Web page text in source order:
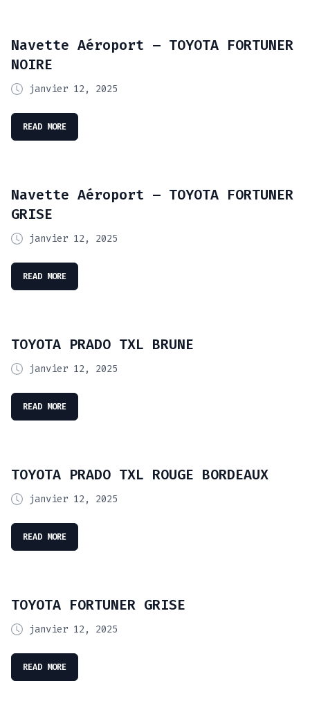
Navette Aéroport – TOYOTA FORTUNER
NOIRE
janvier 12, 2025
READ MORE
Navette Aéroport – TOYOTA FORTUNER
GRISE
janvier 12, 2025
READ MORE
TOYOTA PRADO TXL BRUNE
janvier 12, 2025
READ MORE
TOYOTA PRADO TXL ROUGE BORDEAUX
janvier 12, 2025
READ MORE
TOYOTA FORTUNER GRISE
janvier 12, 2025
READ MORE